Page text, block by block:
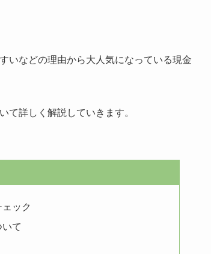
いなどの理由から大人気になっている現金
て詳しく解説していきます。
ック
て